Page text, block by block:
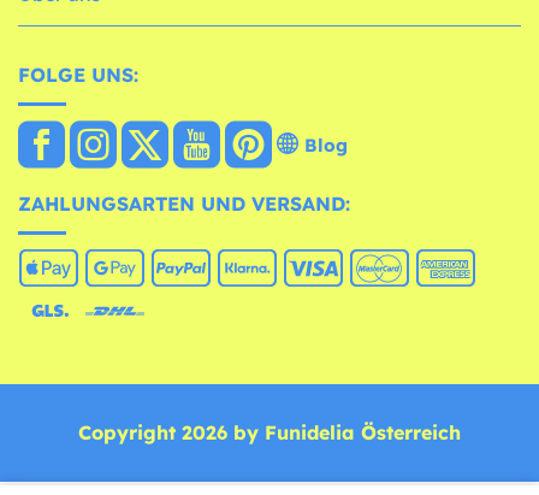
FOLGE UNS:
Blog
ZAHLUNGSARTEN UND VERSAND:
Copyright 2026 by Funidelia Österreich